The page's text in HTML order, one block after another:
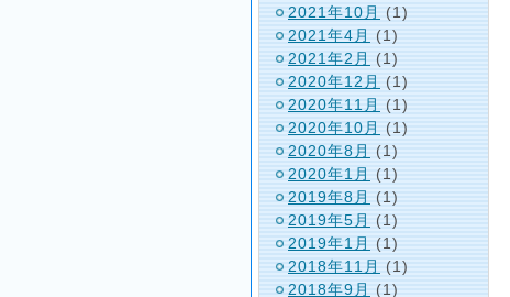
2021年10月
(1)
2021年4月
(1)
2021年2月 (1)
2020年12月 (1)
2020年11月
(1)
2020年10月
(1)
2020年8月 (1)
2020年1月 (1)
2019年8月
(1)
2019年5月
(1)
2019年1月 (1)
2018年11月 (1)
2018年9月
(1)